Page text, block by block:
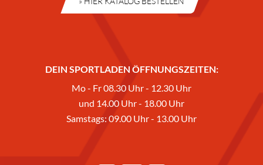
DEIN SPORTLADEN ÖFFNUNGSZEITEN:
Mo - Fr 08.30 Uhr - 12.30 Uhr
und 14.00 Uhr - 18.00 Uhr
Samstags: 09.00 Uhr - 13.00 Uhr